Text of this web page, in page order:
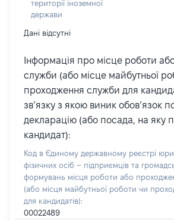
території іноземної
держави
Дані відсутні
Інформація про місце роботи
служби (або місце майбутньої
проходження служби для
зв’язку з якою виник обов’язок
декларацію (або посада, на яку
кандидат):
Код в Єдиному державному реєстрі
фізичних осіб – підприємців та
формувань місця роботи або
(або місця майбутньої роботи чи
для кандидатів):
00022489